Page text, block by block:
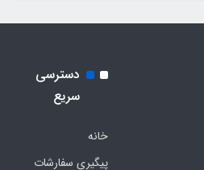
دسترسی
سریع
خانه
پیگیری سفارشات